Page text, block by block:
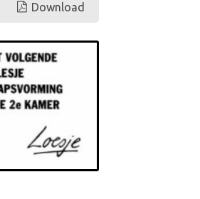
Download